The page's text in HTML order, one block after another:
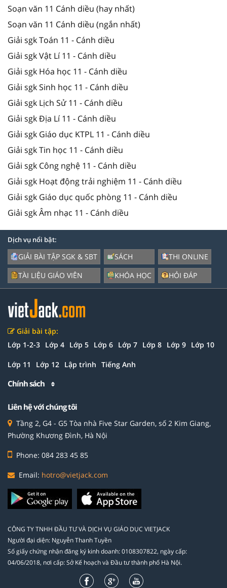
Soạn văn 11 Cánh diều (hay nhất)
Soạn văn 11 Cánh diều (ngắn nhất)
Giải sgk Toán 11 - Cánh diều
Giải sgk Vật Lí 11 - Cánh diều
Giải sgk Hóa học 11 - Cánh diều
Giải sgk Sinh học 11 - Cánh diều
Giải sgk Lịch Sử 11 - Cánh diều
Giải sgk Địa Lí 11 - Cánh diều
Giải sgk Giáo dục KTPL 11 - Cánh diều
Giải sgk Tin học 11 - Cánh diều
Giải sgk Công nghệ 11 - Cánh diều
Giải sgk Hoạt động trải nghiệm 11 - Cánh diều
Giải sgk Giáo dục quốc phòng 11 - Cánh diều
Giải sgk Âm nhạc 11 - Cánh diều
Dịch vụ nổi bật:
GIẢI BÀI TẬP SGK & SBT
TÀI LIỆU GIÁO VIÊN
SÁCH
KHÓA HỌC
THI ONLINE
HỎI ĐÁP
Giải bài tập:
Lớp 1-2-3 Lớp 4 Lớp 5 Lớp 6 Lớp 7 Lớp 8 Lớp 9 Lớp 10
Lớp 11 Lớp 12 Lập trình Tiếng Anh
Chính sách
Liên hệ với chúng tôi
Tầng 2, G4 - G5 Tòa nhà Five Star Garden, số 2 Kim Giang,
Phường Khương Đình, Hà Nội
Phone: 084 283 45 85
Email: hotro@vietjack.com
CÔNG TY TNHH ĐẦU TƯ VÀ DỊCH VỤ GIÁO DỤC VIETJACK
Người đại diện: Nguyễn Thanh Tuyền
Số giấy chứng nhận đăng ký kinh doanh: 0108307822, ngày cấp:
04/06/2018, nơi cấp: Sở Kế hoạch và Đầu tư thành phố Hà Nội.